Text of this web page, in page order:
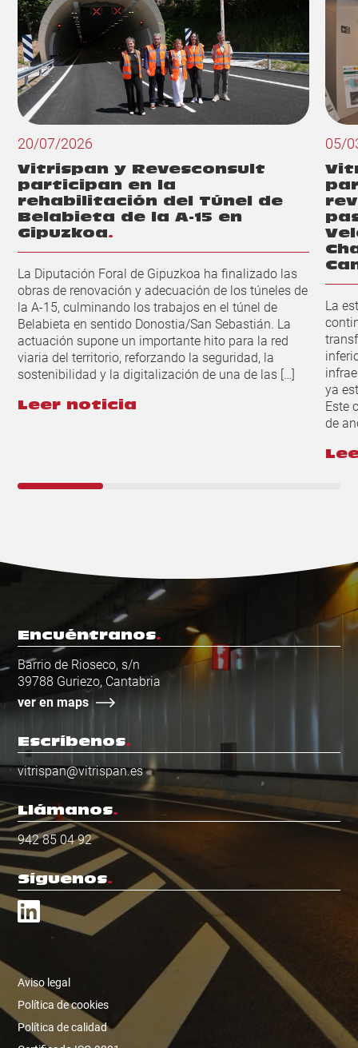
20/07/2026
Vitrispan y Revesconsult
participan en la
rehabilitación del Túnel de
Belabieta de la A-15 en
Gipuzkoa
La Diputación Foral de Gipuzkoa ha finalizado las
obras de renovación y adecuación de los túneles de
la A‑15, culminando los trabajos en el túnel de
Belabieta en sentido Donostia/San Sebastián. La
actuación supone un importante hito para la red
viaria del territorio, reforzando la seguridad, la
sostenibilidad y la digitalización de una de las […]
Leer noticia
05/
La
ya
Este
de
Encuéntranos
Barrio de Rioseco, s/n
39788 Guriezo, Cantabria
ver en maps
Escríbenos
vitrispan@vitrispan.es
Llámanos
942 85 04 92
Síguenos
Aviso legal
Política de cookies
Política de calidad